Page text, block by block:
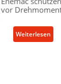
vor
Weiterlesen:
M